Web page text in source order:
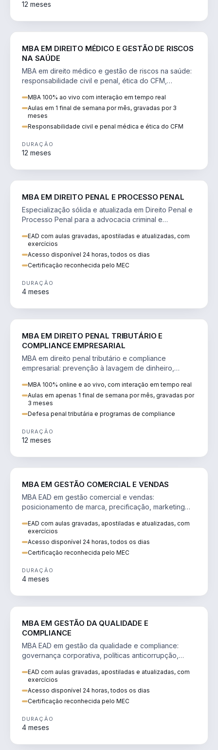
12 meses
MBA EM DIREITO MÉDICO E GESTÃO DE RISCOS
NA SAÚDE
MBA em direito médico e gestão de riscos na saúde:
responsabilidade civil e penal, ética do CFM,
MBA 100% ao vivo com interação em tempo real
Aulas em 1 final de semana por mês, gravadas por 3
meses
Responsabilidade civil e penal médica e ética do CFM
DURAÇÃO
12 meses
MBA EM DIREITO PENAL E PROCESSO PENAL
Especialização sólida e atualizada em Direito Penal e
Processo Penal para a advocacia criminal e
EAD com aulas gravadas, apostiladas e atualizadas, com
exercícios
Acesso disponível 24 horas, todos os dias
Certificação reconhecida pelo MEC
DURAÇÃO
4 meses
MBA EM DIREITO PENAL TRIBUTÁRIO E
COMPLIANCE EMPRESARIAL
MBA em direito penal tributário e compliance
empresarial: prevenção à lavagem de dinheiro,
MBA 100% online e ao vivo, com interação em tempo real
Aulas em apenas 1 final de semana por mês, gravadas por
3 meses
Defesa penal tributária e programas de compliance
DURAÇÃO
12 meses
MBA EM GESTÃO COMERCIAL E VENDAS
MBA EAD em gestão comercial e vendas:
posicionamento de marca, precificação, marketing
EAD com aulas gravadas, apostiladas e atualizadas, com
exercícios
Acesso disponível 24 horas, todos os dias
Certificação reconhecida pelo MEC
DURAÇÃO
4 meses
MBA EM GESTÃO DA QUALIDADE E
COMPLIANCE
MBA EAD em gestão da qualidade e compliance:
governança corporativa, políticas anticorrupção,
EAD com aulas gravadas, apostiladas e atualizadas, com
exercícios
Acesso disponível 24 horas, todos os dias
Certificação reconhecida pelo MEC
DURAÇÃO
4 meses